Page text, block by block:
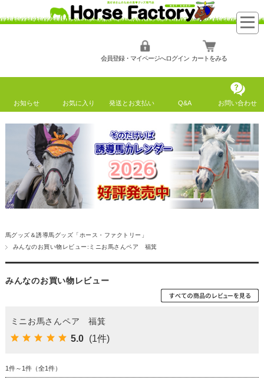
会員登録・マイページへログイン カートをみる
お知らせ お気に入り 発送とお支払い Q&A お問い合わせ
馬グッズ＆誘導馬グッズ「ホース・ファクトリー」
みんなのお買い物レビュー:ミニお馬さんペア 福箕
みんなのお買い物レビュー
ミニお馬さんペア 福箕
5.0 (1件)
1件～1件（全1件）